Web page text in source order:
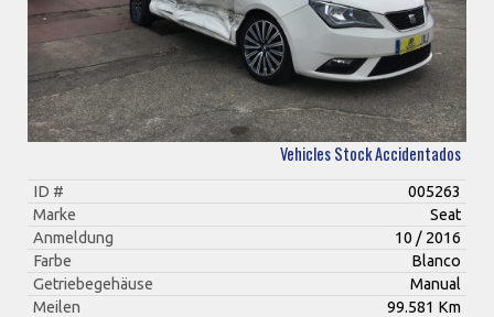
Vehicles Stock Accidentados
ID #
005263
Marke
Seat
Anmeldung
10 / 2016
Farbe
Blanco
Getriebegehäuse
Manual
Meilen
99.581 Km